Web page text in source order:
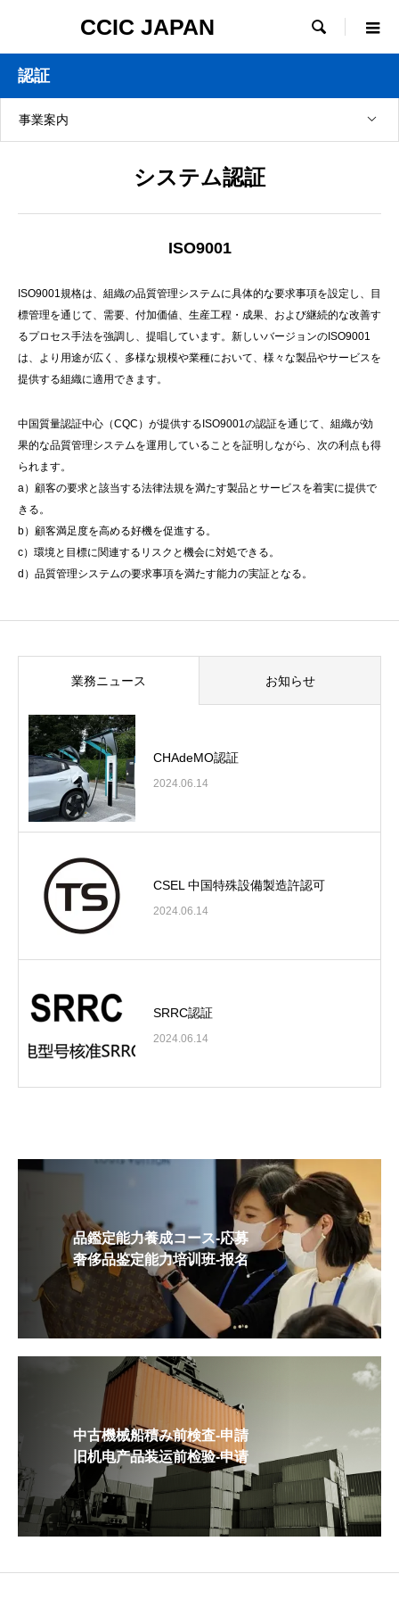
CCIC JAPAN 
認証
事業案内
システム認証
ISO9001
ISO9001規格は、組織の品質管理システムに具体的な要求事項を設定し、目
標管理を通じて、需要、付加価値、生産工程・成果、および継続的な改善す
るプロセス手法を強調し、提唱しています。新しいバージョンのISO9001
は、より用途が広く、多様な規模や業種において、様々な製品やサービスを
提供する組織に適用できます。
中国質量認証中心（CQC）が提供するISO9001の認証を通じて、組織が効
果的な品質管理システムを運用していることを証明しながら、次の利点も得
られます。
a）顧客の要求と該当する法律法規を満たす製品とサービスを着実に提供で
きる。
b）顧客満足度を高める好機を促進する。
c）環境と目標に関連するリスクと機会に対処できる。
d）品質管理システムの要求事項を満たす能力の実証となる。
業務ニュース お知らせ
CHAdeMO認証
2024.06.14
CSEL 中国特殊設備製造許認可
2024.06.14
SRRC認証
2024.06.14
品鑑定能力養成コース-応募
奢侈品鉴定能力培训班-报名
中古機械船積み前検査-申請
旧机电产品装运前检验-申请